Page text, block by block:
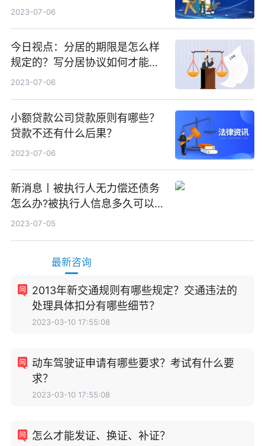
工资？
2023-07-06
今日视点：分居的期限是怎么样
规定的？写分居协议如何才能有
效？
2023-07-06
小额贷款公司贷款原则有哪些？
贷款不还有什么后果？
2023-07-06
新消息丨被执行人无力偿还债务
怎么办?被执行人信息多久可以
消除?
2023-07-05
最新咨询
2013年新交通规则有哪些规定？交通违法的
处理具体扣分有哪些细节？
2023-03-10 17:55:08
动车驾驶证申请有哪些要求？考试有什么要
求？
2023-03-10 17:55:08
怎么才能发证、换证、补证？